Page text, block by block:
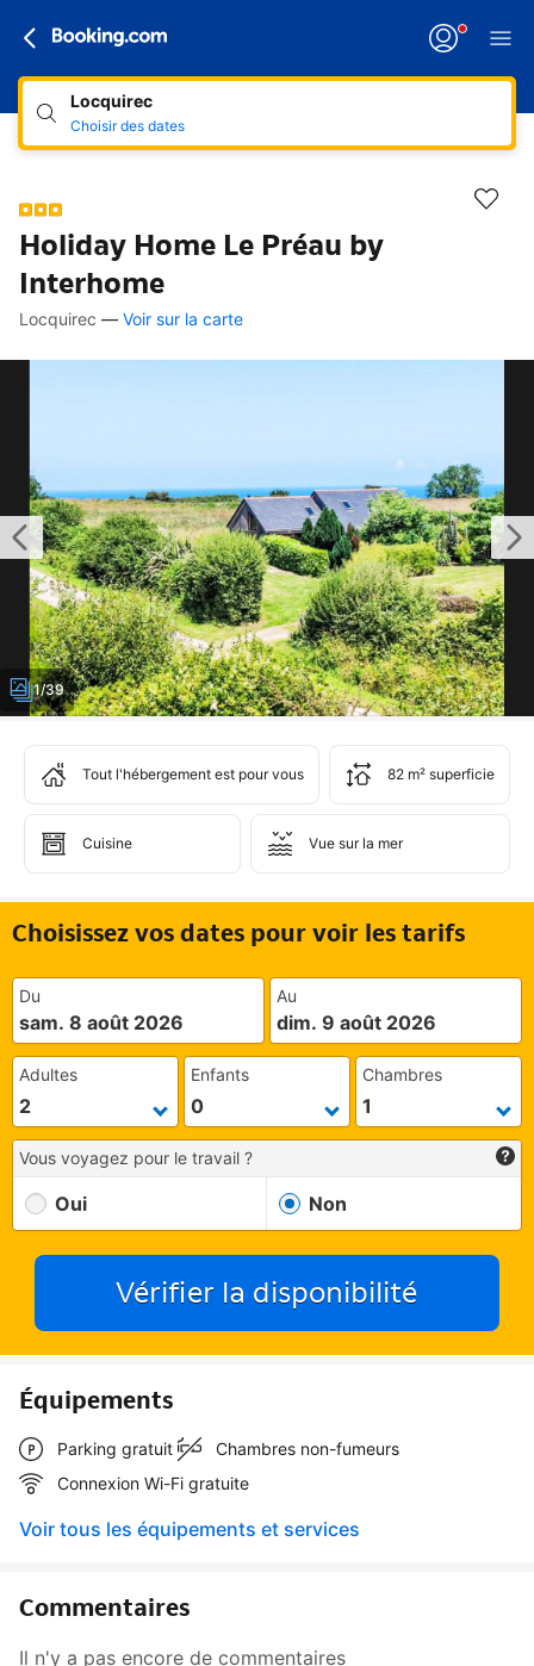
Locquirec
Choisir des dates
Holiday Home Le Préau by
Interhome
Accès rapides
Aller à la description
Aller aux équipements
Aller aux hébergements
Aller aux conditions
Locquirec — Voir sur la carte
1/39
Tout l'hébergement est pour vous 82 m² superficie
Cuisine Vue sur la mer
Choisissez vos dates pour voir les tarifs
Du
sam. 8 août 2026
Au
dim. 9 août 2026
Adultes Enfants Chambres
Vous voyagez pour le travail ?
Oui Non
Vérifier la disponibilité
Équipements
Parking gratuit
Chambres non-fumeurs
Connexion Wi-Fi gratuite
Voir tous les équipements et services
Commentaires
Il n'y a pas encore de commentaires